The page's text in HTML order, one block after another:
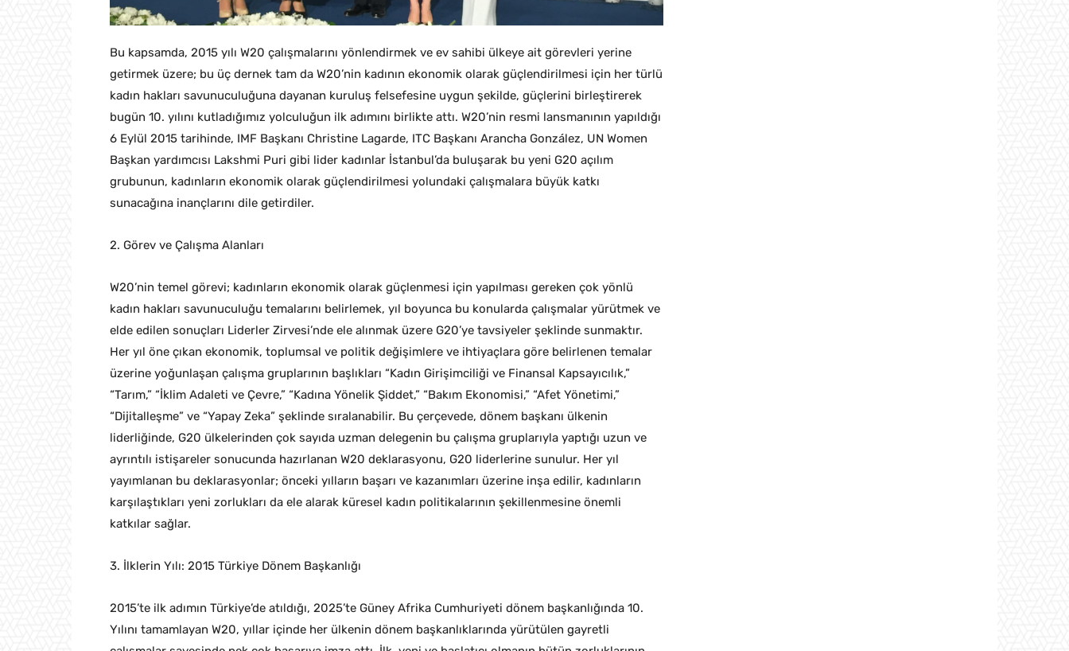
​Bu kapsamda, 2015 yılı W20 çalışmalarını yönlendirmek ve ev sahibi ülkeye ait görevleri yerine
getirmek üzere; bu üç dernek tam da W20’nin kadının ekonomik olarak güçlendirilmesi için her türlü
kadın hakları savunuculuğuna dayanan kuruluş felsefesine uygun şekilde, güçlerini birleştirerek
bugün 10. yılını kutladığımız yolculuğun ilk adımını birlikte attı. W20’nin resmi lansmanının yapıldığı
6 Eylül 2015 tarihinde, IMF Başkanı Christine Lagarde, ITC Başkanı Arancha González, UN Women
Başkan yardımcısı Lakshmi Puri gibi lider kadınlar İstanbul’da buluşarak bu yeni G20 açılım
grubunun, kadınların ekonomik olarak güçlendirilmesi yolundaki çalışmalara büyük katkı
sunacağına inançlarını dile getirdiler.
2. Görev ve Çalışma Alanları
​W20’nin temel görevi; kadınların ekonomik olarak güçlenmesi için yapılması gereken çok yönlü
kadın hakları savunuculuğu temalarını belirlemek, yıl boyunca bu konularda çalışmalar yürütmek ve
elde edilen sonuçları Liderler Zirvesi’nde ele alınmak üzere G20’ye tavsiyeler şeklinde sunmaktır.
Her yıl öne çıkan ekonomik, toplumsal ve politik değişimlere ve ihtiyaçlara göre belirlenen temalar
üzerine yoğunlaşan çalışma gruplarının başlıkları “Kadın Girişimciliği ve Finansal Kapsayıcılık,”
“Tarım,” “İklim Adaleti ve Çevre,” “Kadına Yönelik Şiddet,” “Bakım Ekonomisi,” “Afet Yönetimi,”
“Dijitalleşme” ve “Yapay Zeka” şeklinde sıralanabilir. Bu çerçevede, dönem başkanı ülkenin
liderliğinde, G20 ülkelerinden çok sayıda uzman delegenin bu çalışma gruplarıyla yaptığı uzun ve
ayrıntılı istişareler sonucunda hazırlanan W20 deklarasyonu, G20 liderlerine sunulur. Her yıl
yayımlanan bu deklarasyonlar; önceki yılların başarı ve kazanımları üzerine inşa edilir, kadınların
karşılaştıkları yeni zorlukları da ele alarak küresel kadın politikalarının şekillenmesine önemli
katkılar sağlar.
3. İlklerin Yılı: 2015 Türkiye Dönem Başkanlığı
​2015’te ilk adımın Türkiye’de atıldığı, 2025’te Güney Afrika Cumhuriyeti dönem başkanlığında 10.
Yılını tamamlayan W20, yıllar içinde her ülkenin dönem başkanlıklarında yürütülen gayretli